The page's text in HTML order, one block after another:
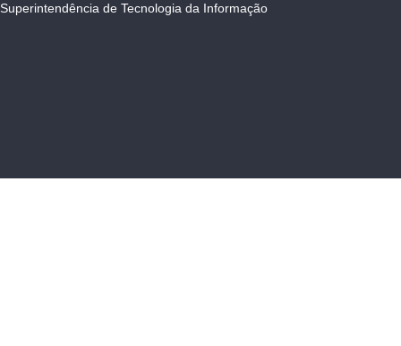
Superintendência de Tecnologia da Informação